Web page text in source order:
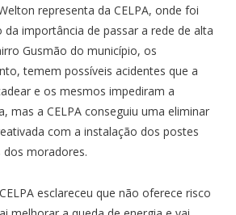
representa da CELPA, onde foi
da importância de passar a rede de alta
Gusmão do município, os
temem possíveis acidentes que a
e os mesmos impediram a
mas a CELPA conseguiu uma eliminar
com a instalação dos postes
moradores.
esclareceu que não oferece risco